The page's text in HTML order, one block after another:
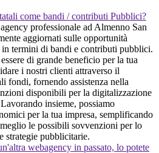
come bandi / contributi Pubblici?
professionale ad Almenno San
aggiornati sulle opportunità
termini di bandi e contributi pubblici.
di grande beneficio per la tua
i nostri clienti attraverso il
fondi, fornendo assistenza nella
disponibili per la digitalizzazione
insieme, possiamo
per la tua impresa, semplificando
le possibili sovvenzioni per lo
strategie pubblicitarie.
webagency in passato, lo potete